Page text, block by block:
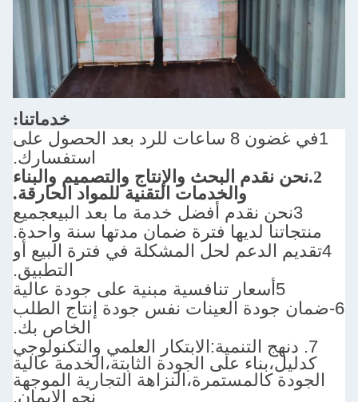
1في غضون 8 ساعات للرد بعد الحصول على
البحث والإنتاج والتصميم والبناء
والخدمات التقنية للمواد الحارقة.
جميع
لديها فترة ضمان مدتها سنة واحدة.
لحل المشكلة في فترة البيع أو
العينات نفس جودة إنتاج الطلب
الابتكار العلمي والتكنولوجي
على الجودة الثابتة،الخدمة عالية
التجارية الموجهة
نحو الإيمان.